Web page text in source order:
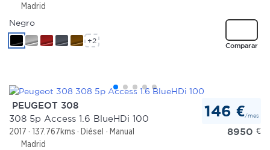
Madrid
Comparar
Negro
+2
PEUGEOT 308
308 5p Access 1.6 BlueHDi 100
2017 137.767kms Diésel
Manual
Madrid
146 €/mes
8950 €